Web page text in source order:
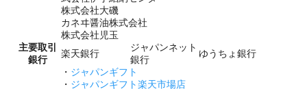
株式会社大磯
カネヰ醤油株式会社
株式会社児玉
主要取引
銀行
楽天銀行
ジャパンネット
銀行
ゆうちょ銀行
・ ジャパンギフト
・ ジャパンギフト楽天市場店